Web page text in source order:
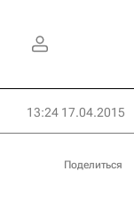
13:24 17.04.2015
Поделиться